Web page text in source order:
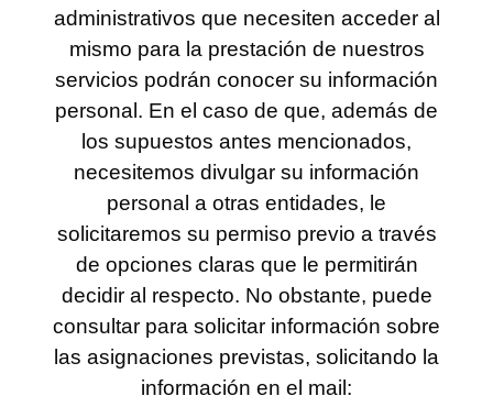
administrativos que necesiten acceder al
mismo para la prestación de nuestros
servicios podrán conocer su información
personal. En el caso de que, además de
los supuestos antes mencionados,
necesitemos divulgar su información
personal a otras entidades, le
solicitaremos su permiso previo a través
de opciones claras que le permitirán
decidir al respecto. No obstante, puede
consultar para solicitar información sobre
las asignaciones previstas, solicitando la
información en el mail: